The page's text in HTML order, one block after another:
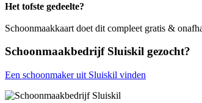
Het tofste gedeelte?
Schoonmaakkaart doet dit compleet gratis &
Schoonmaakbedrijf Sluiskil gezocht?
Een schoonmaker uit Sluiskil vinden